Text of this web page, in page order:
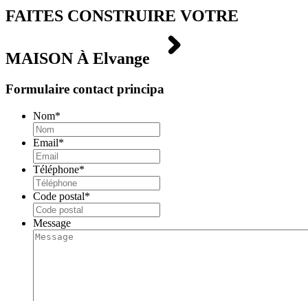
FAITES CONSTRUIRE VOTRE
MAISON À Elvange
Formulaire contact principa
Nom*
Email*
Téléphone*
Code postal*
Message